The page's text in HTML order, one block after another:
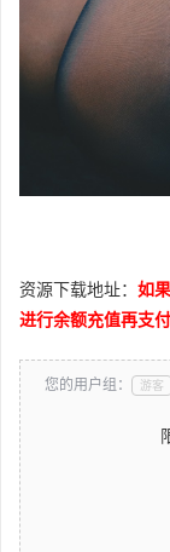
资源下载地址： 如
进行余额充值再支付
您的用户组： 游客